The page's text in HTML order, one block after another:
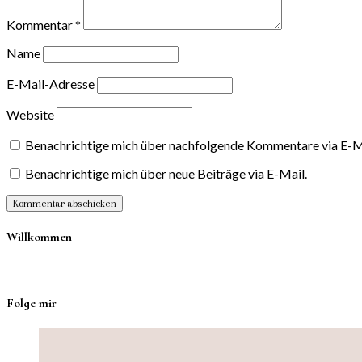
Kommentar*
Name
E-Mail-Adresse
Website
Benachrichtige mich über nachfolgende Kommentare via E-
Benachrichtige mich über neue Beiträge via E-Mail.
Willkommen
Folge mir